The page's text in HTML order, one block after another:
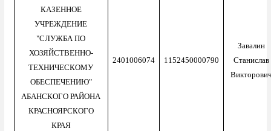
КАЗЕННОЕ
УЧРЕЖДЕНИЕ
"СЛУЖБА ПО
ХОЗЯЙСТВЕННО-
ТЕХНИЧЕСКОМУ
ОБЕСПЕЧЕНИЮ"
АБАНСКОГО РАЙОНА
КРАСНОЯРСКОГО
КРАЯ
2401006074 1152450000790
Завалин
Станислав